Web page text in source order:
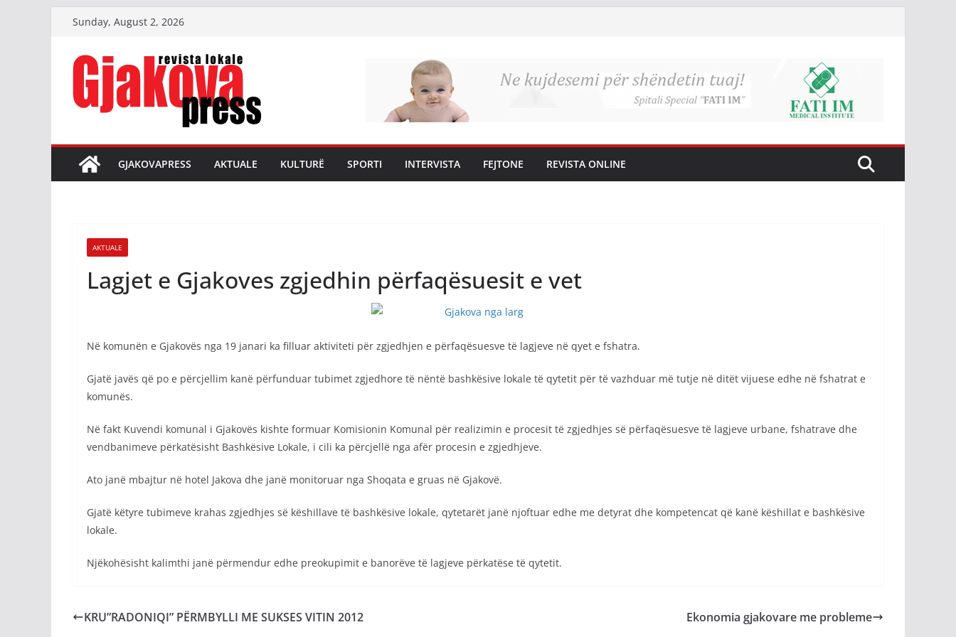
content
Sunday, August 2, 2026
GJAKOVAPRESS AKTUALE KULTURË SPORTI INTERVISTA FEJTONE REVISTA ONLINE
AKTUALE
Lagjet e Gjakoves zgjedhin përfaqësuesit e vet
Në komunën e Gjakovës nga 19 janari ka filluar aktiviteti për zgjedhjen e përfaqësuesve të lagjeve në qyet e fshatra.
Gjatë javës që po e përcjellim kanë përfunduar tubimet zgjedhore të nëntë bashkësive lokale të qytetit për të vazhduar më tutje në ditët vijuese edhe në fshatrat e
komunës.
Në fakt Kuvendi komunal i Gjakovës kishte formuar Komisionin Komunal për realizimin e procesit të zgjedhjes së përfaqësuesve të lagjeve urbane, fshatrave dhe
vendbanimeve përkatësisht Bashkësive Lokale, i cili ka përcjellë nga afër procesin e zgjedhjeve.
Ato janë mbajtur në hotel Jakova dhe janë monitoruar nga Shoqata e gruas në Gjakovë.
Gjatë këtyre tubimeve krahas zgjedhjes së këshillave të bashkësive lokale, qytetarët janë njoftuar edhe me detyrat dhe kompetencat që kanë këshillat e bashkësive
lokale.
Njëkohësisht kalimthi janë përmendur edhe preokupimit e banorëve të lagjeve përkatëse të qytetit.
KRU”RADONIQI” PËRMBYLLI ME SUKSES VITIN 2012 Ekonomia gjakovare me probleme